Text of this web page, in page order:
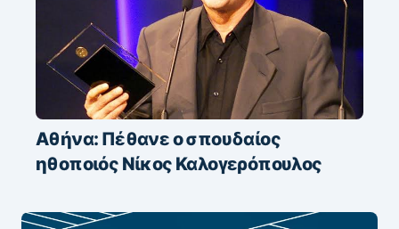
Αθήνα: Πέθανε ο σπουδαίος
ηθοποιός Νίκος Καλογερόπουλος